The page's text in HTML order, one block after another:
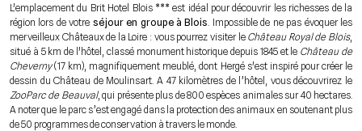
L'emplacement du Brit Hotel Blois *** est idéal pour découvrir les richesses de la
région lors de votre séjour en groupe à Blois . Impossible de ne pas évoquer les
merveilleux Châteaux de la Loire : vous pourrez visiter le Château Royal de Blois,
situé à 5 km de l'hôtel, classé monument historique depuis 1845 et le Château de
Cheverny(17 km), magnifiquement meublé, dont Hergé s'est inspiré pour créer le
dessin du Château de Moulinsart. A 47 kilomètres de l’hôtel, vous découvrirez le
ZooParc de Beauval, qui présente plus de 800 espèces animales sur 40 hectares.
A noter que le parc s’est engagé dans la protection des animaux en soutenant plus
de 50 programmes de conservation à travers le monde.